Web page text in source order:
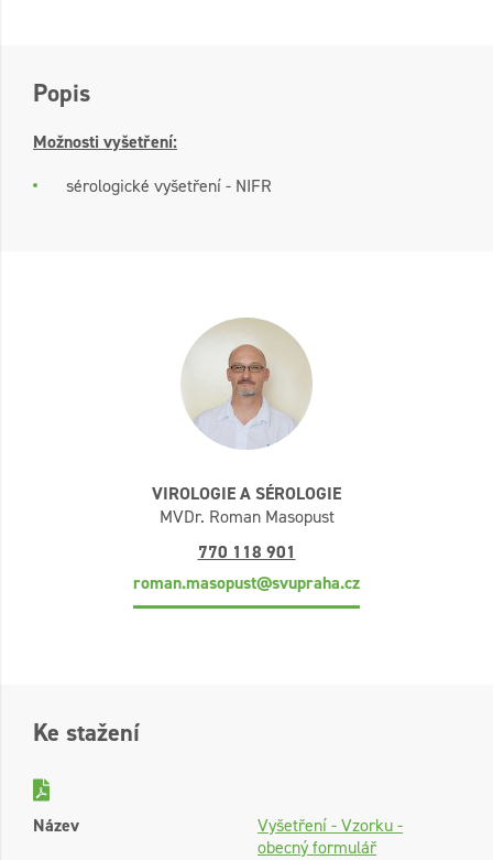
Popis
Možnosti vyšetření:
sérologické vyšetření - NIFR
VIROLOGIE A SÉROLOGIE
MVDr. Roman Masopust
770 118 901
roman.masopust@svupraha.cz
Ke stažení
Název
Vyšetření - Vzorku -
obecný formulář